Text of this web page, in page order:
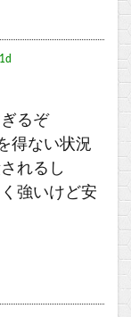
るぞ
得ない状況
れるし
強いけど安